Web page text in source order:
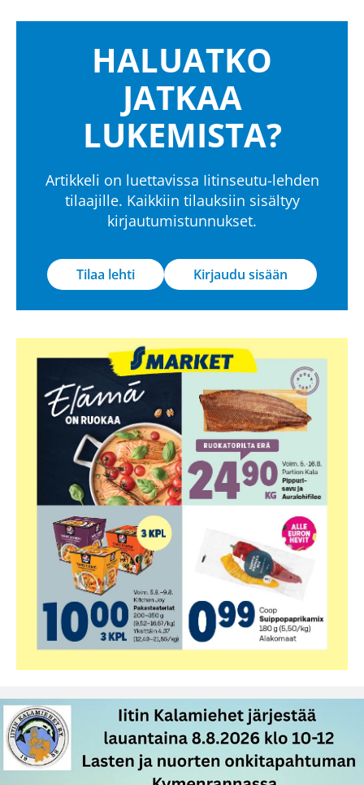
HALUATKO
JATKAA
LUKEMISTA?
Artikkeli on luettavissa Iitinseutu-lehden
tilaajille. Kaikkiin tilauksiin sisältyy
kirjautumistunnukset.
Tilaa lehti Kirjaudu sisään